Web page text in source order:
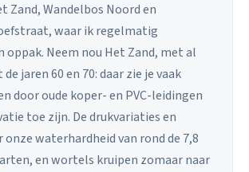
Zand, Wandelbos Noord en
waar ik regelmatig
oppak. Neem nou Het Zand, met al
jaren 60 en 70: daar zie je vaak
door oude koper- en PVC-leidingen
toe zijn. De drukvariaties en
waterhardheid van rond de 7,8
en wortels kruipen zomaar naar